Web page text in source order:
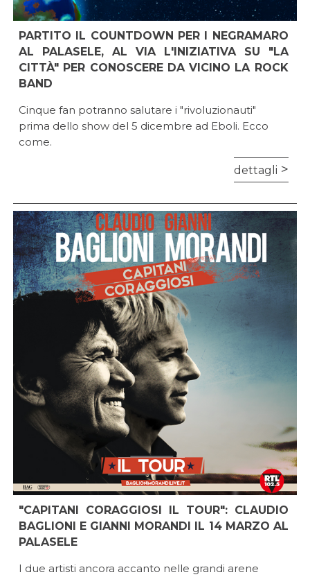
PARTITO IL COUNTDOWN PER I NEGRAMARO
AL PALASELE, AL VIA L'INIZIATIVA SU "LA
CITTÀ" PER CONOSCERE DA VICINO LA ROCK
BAND
Cinque fan potranno salutare i "rivoluzionauti"
prima dello show del 5 dicembre ad Eboli. Ecco
come.
dettagli
"CAPITANI CORAGGIOSI IL TOUR": CLAUDIO
BAGLIONI E GIANNI MORANDI IL 14 MARZO AL
PALASELE
I due artisti ancora accanto nelle grandi arene